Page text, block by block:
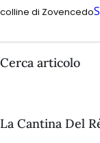
colline di Zovencedo
Cerca articolo
La Cantina Del